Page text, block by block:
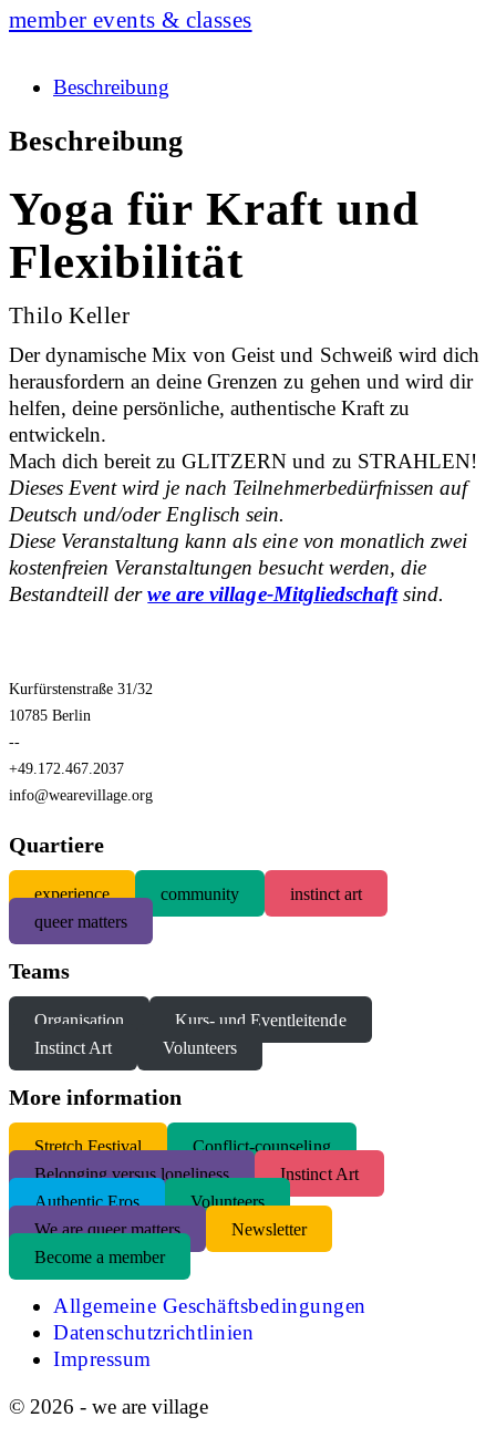
member events & classes
Beschreibung
Beschreibung
Yoga für Kraft und
Flexibilität
Thilo Keller
Der dynamische Mix von Geist und Schweiß wird dich
herausfordern an deine Grenzen zu gehen und wird dir
helfen, deine persönliche, authentische Kraft zu
entwickeln.
Mach dich bereit zu GLITZERN und zu STRAHLEN!
Dieses Event wird je nach Teilnehmerbedürfnissen auf
Deutsch und/oder Englisch sein.
Diese Veranstaltung kann als eine von monatlich zwei
kostenfreien Veranstaltungen besucht werden, die
Bestandteill der we are village-Mitgliedschaftsind.
Kurfürstenstraße 31/32
10785 Berlin
--
+49.172.467.2037
info@wearevillage.org
Quartiere
experience community
instinct art
queer matters
Teams
Organisation
Kurs- und Eventleitende
Instinct Art
Volunteers
More information
Stretch Festival
Conflict-counseling
Belonging versus loneliness
Instinct Art
Authentic Eros
Volunteers
We are queer matters
Newsletter
Become a member
Allgemeine Geschäftsbedingungen
Datenschutzrichtlinien
Impressum
© 2026 - we are village